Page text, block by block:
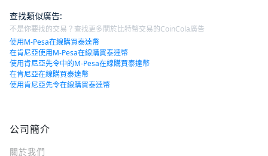
查找類似廣告:
不是你要找的交易？查找更多關於比特幣交易的CoinCola廣告
使用M-Pesa在線購買泰達幣
在肯尼亞使用M-Pesa在線購買泰達幣
使用肯尼亞先令中的M-Pesa在線購買泰達幣
在肯尼亞在線購買泰達幣
使用肯尼亞先令在線購買泰達幣
公司簡介
關於我們